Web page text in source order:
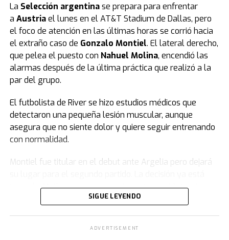
La Selección argentinase prepara para enfrentar
a Austriael lunes en el AT&T Stadium de Dallas, pero
el foco de atención en las últimas horas se corrió hacia
el extraño caso de Gonzalo Montiel. El lateral derecho,
que pelea el puesto con Nahuel Molina, encendió las
alarmas después de la última práctica que realizó a la
par del grupo.
El futbolista de River se hizo estudios médicos que
detectaron una pequeña lesión muscular, aunque
asegura que no siente dolor y quiere seguir entrenando
con normalidad.
Montiel fue titular en el debut ante Argelia pero dejará
tomada: Molina será su reemplazante en el lateral
derecho frente a Austria. El jugador del Atlético de
SIGUE LEYENDO
ADVERTISEMENT